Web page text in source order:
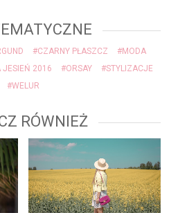
#CZARNY PŁASZCZ
#MODA
JESIEŃ 2016 #ORSAY
#STYLIZACJE
#WELUR
RÓWNIEŻ